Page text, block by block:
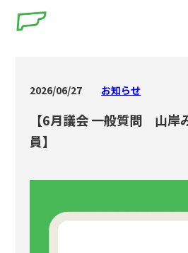
2026/06/27 お知らせ
【6月議会 一般質問 山岸
員】